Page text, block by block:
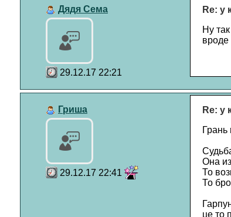
Дядя Сема
29.12.17 22:21
Re: у
Ну
вроде
Гриша
29.12.17 22:41
Re: у
Грань
Она
То
То
це то